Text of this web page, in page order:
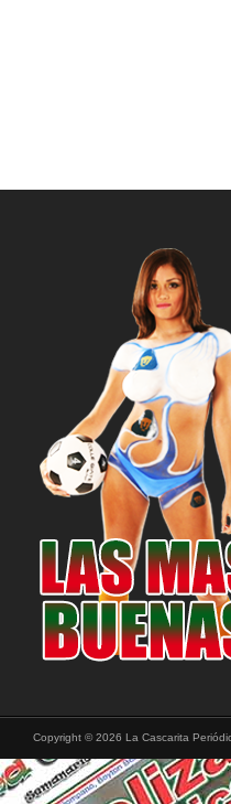
Copyright © 2026 La Cascarita